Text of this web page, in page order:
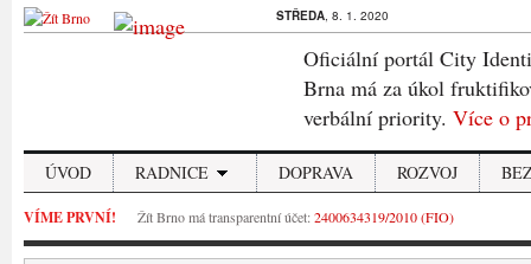
STŘEDA, 8. 1. 2020
Oficiální portál City
Brna má za úkol
verbální priority. Více o
ÚVOD RADNICE DOPRAVA ROZVOJ
VÍME PRVNÍ! Žít Brno má transparentní účet:2400634319/2010 (FIO)